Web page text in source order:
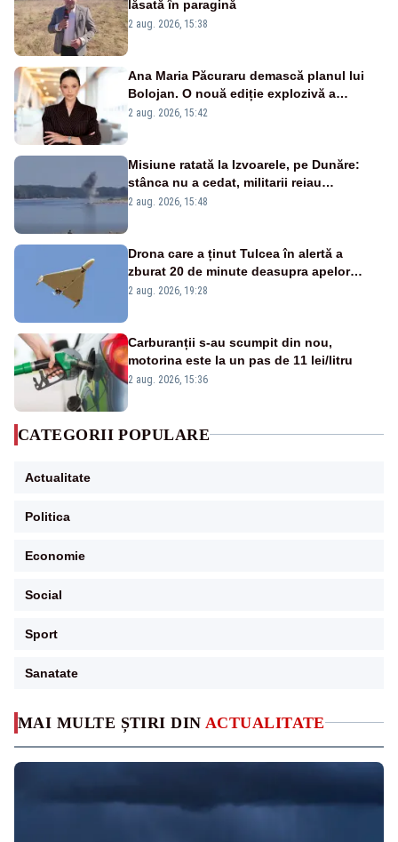
MAI MULTE ȘTIRI DIN ACTUALITATE
lăsată în paragină
2 aug. 2026, 15:38
Ana Maria Păcuraru demască planul lui
Bolojan. O nouă ediție explozivă a
emisiunii „Miza Zilei” la Realitatea PLUS
2 aug. 2026, 15:42
Misiune ratată la Izvoarele, pe Dunăre:
stânca nu a cedat, militarii reiau
detonările luni – VIDEO
2 aug. 2026, 15:48
Drona care a ținut Tulcea în alertă a
zburat 20 de minute deasupra apelor
României. Au fost ridicate două F-16
2 aug. 2026, 19:28
Carburanții s-au scumpit din nou,
motorina este la un pas de 11 lei/litru
2 aug. 2026, 15:36
CATEGORII POPULARE
Actualitate
Politica
Economie
Social
Sport
Sanatate